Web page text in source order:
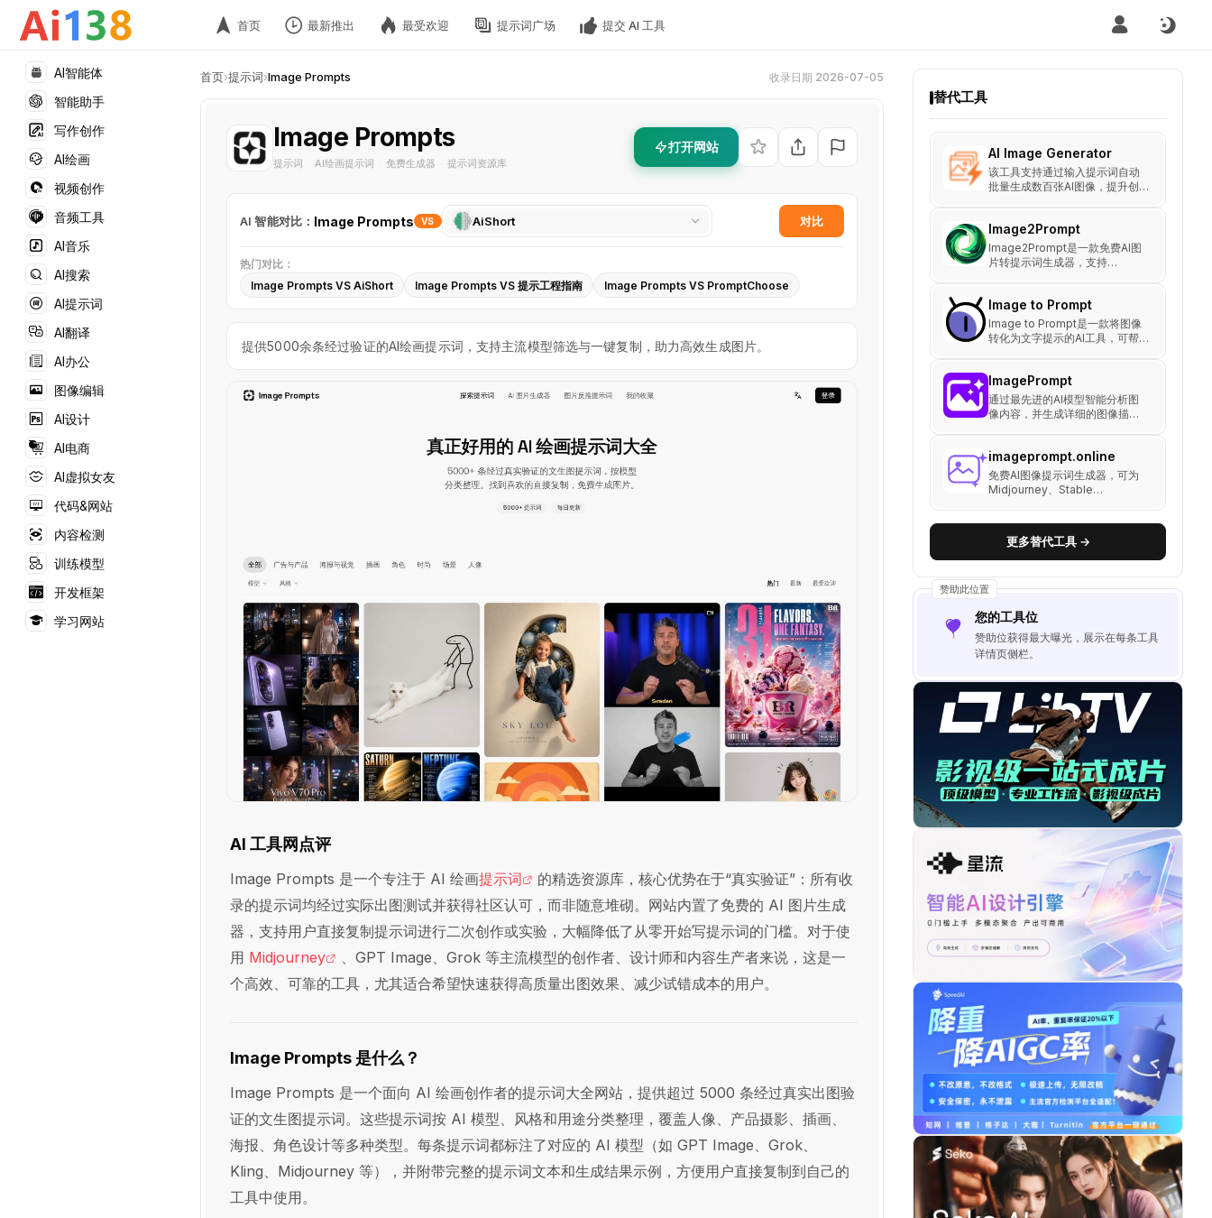
AI智能体
智能助手
写作创作
AI绘画
视频创作
音频工具
AI音乐
AI搜索
AI提示词
AI翻译
AI办公
图像编辑
AI设计
AI电商
AI虚拟女友
代码&网站
内容检测
训练模型
开发框架
学习网站
首页 最新推出 最受欢迎 提示词广场 提交 AI 工具
首页›提示词›Image Prompts 收录日期 2026-07-05
Image Prompts
提示词 AI绘画提示词 免费生成器 提示词资源库
打开网站
AI 智能对比： Image Prompts VS
选
比
AiShort 对比
热门对比：
Image Prompts VS AiShort
Image Prompts VS 提示工程指南 Image Prompts VS PromptChoose
提供5000余条经过验证的AI绘画提示词，支持主流模型筛选与一键复制，助力高效生成图片。
AI 工具网点评
Image Prompts 是一个专注于 AI 绘画提示词
的精选资源库，核心优势在于“真实验证”：所有收
录的提示词均经过实际出图测试并获得社区认可，而非随意堆砌。网站内置了免费的 AI 图片生成
器，支持用户直接复制提示词进行二次创作或实验，大幅降低了从零开始写提示词的门槛。对于使
用 Midjourney
、GPT Image、Grok 等主流模型的创作者、设计师和内容生产者来说，这是一
个高效、可靠的工具，尤其适合希望快速获得高质量出图效果、减少试错成本的用户。
Image Prompts 是什么？
Image Prompts 是一个面向 AI 绘画创作者的提示词大全网站，提供超过 5000 条经过真实出图验
证的文生图提示词。这些提示词按 AI 模型、风格和用途分类整理，覆盖人像、产品摄影、插画、
海报、角色设计等多种类型。每条提示词都标注了对应的 AI 模型（如 GPT Image、Grok、
Kling、Midjourney 等），并附带完整的提示词文本和生成结果示例，方便用户直接复制到自己的
工具中使用。
替代工具
AI Image Generator
该工具支持通过输入提示词自动
批量生成数百张AI图像，提升创
Image2Prompt
Image2Prompt是一款免费AI图
片转提示词生成器，支持
生成优化的AI画图提示词。
Image to Prompt
Image to Prompt是一款将图像
转化为文字提示的AI工具，可帮
的prompt。
ImagePrompt
通过最先进的AI模型智能分析图
像内容，并生成详细的图像描
Flux和SD。
imageprompt.online
免费AI图像提示词生成器，可为
Midjourney、Stable
更多替代工具 →
赞助此位置
您的工具位
赞助位获得最大曝光，展示在每条工具
详情页侧栏。